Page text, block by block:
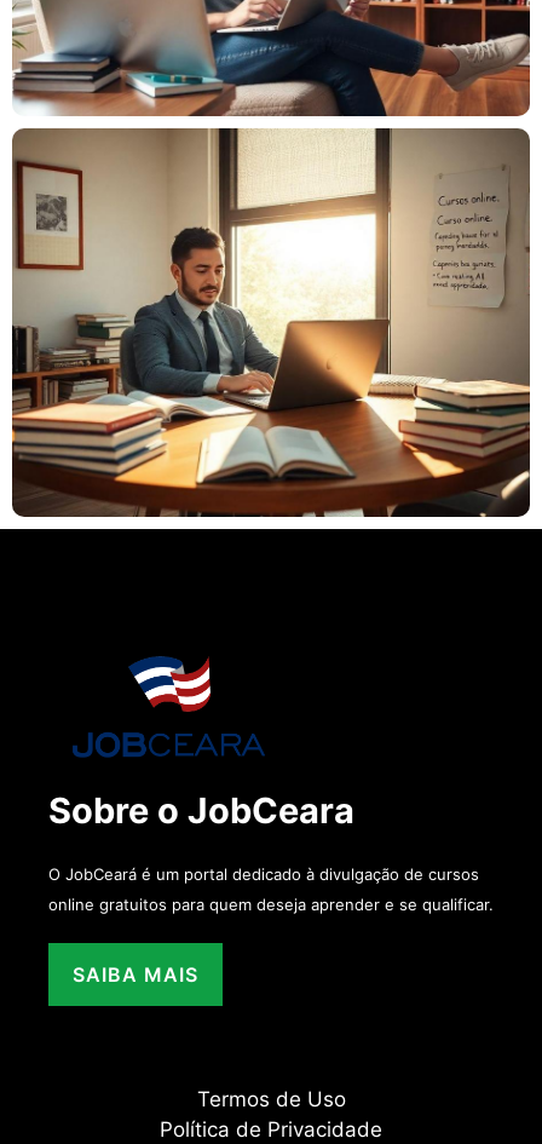
Sobre o JobCeara
O JobCeará é um portal dedicado à divulgação de cursos
online gratuitos para quem deseja aprender e se qualificar.
SAIBA MAIS
Termos de Uso
Política de Privacidade